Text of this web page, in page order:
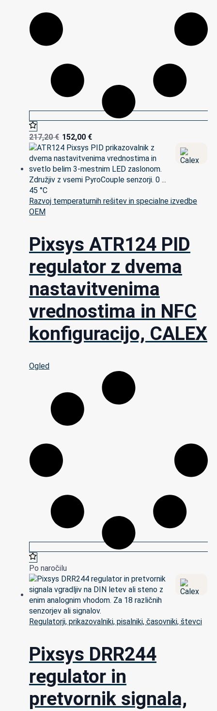
217,20€ 152,00 €
Razvoj temperaturnih rešitev in specialne izvedbe
OEM
Pixsys ATR124 PID
regulator z dvema
nastavitvenima
vrednostima in NFC
konfiguracijo, CALEX
Ogled
Po naročilu
Regulatorji, prikazovalniki, pisalniki, časovniki, števci
Pixsys DRR244
regulator in
pretvornik signala,